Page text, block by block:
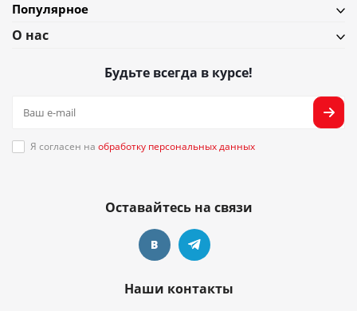
Популярное
О нас
Будьте всегда в курсе!
Я согласен на обработку персональных данных
Оставайтесь на связи
Наши контакты